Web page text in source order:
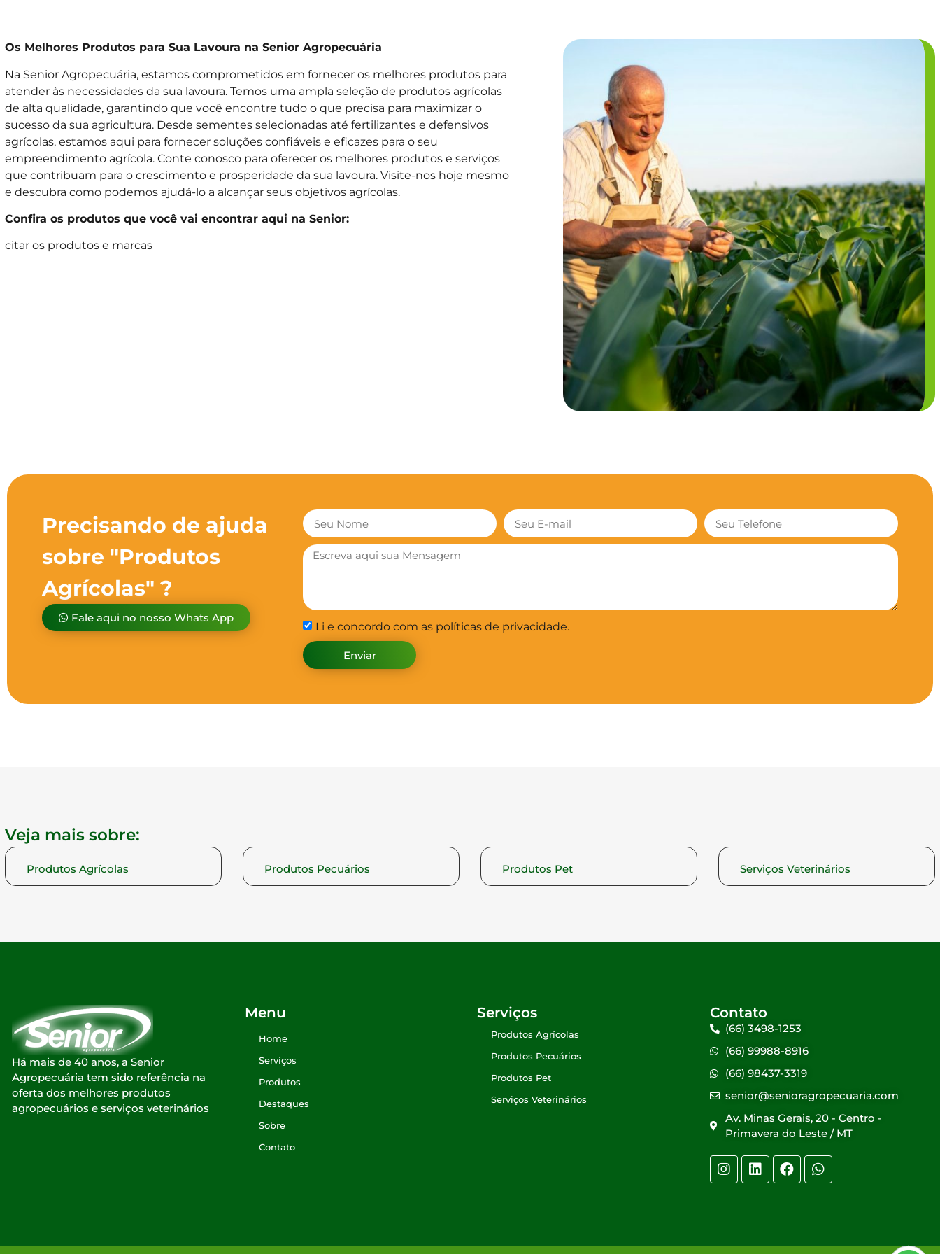
Os Melhores Produtos para Sua Lavoura na Senior Agropecuária
Na Senior Agropecuária, estamos comprometidos em fornecer os melhores produtos para
atender às necessidades da sua lavoura. Temos uma ampla seleção de produtos agrícolas
de alta qualidade, garantindo que você encontre tudo o que precisa para maximizar o
sucesso da sua agricultura. Desde sementes selecionadas até fertilizantes e defensivos
agrícolas, estamos aqui para fornecer soluções confiáveis e eficazes para o seu
empreendimento agrícola. Conte conosco para oferecer os melhores produtos e serviços
que contribuam para o crescimento e prosperidade da sua lavoura. Visite-nos hoje mesmo
e descubra como podemos ajudá-lo a alcançar seus objetivos agrícolas.
Confira os produtos que você vai encontrar aqui na Senior:
citar os produtos e marcas
Precisando de ajuda
sobre "Produtos
Agrícolas" ?
Fale aqui no nosso Whats App
Li e concordo com as políticas de privacidade.
Enviar
Veja mais sobre:
Produtos Agrícolas Produtos Pecuários Produtos Pet Serviços Veterinários
Há mais de 40 anos, a Senior
Agropecuária tem sido referência na
oferta dos melhores produtos
agropecuários e serviços veterinários
Menu
Home
Serviços
Produtos
Destaques
Sobre
Contato
Serviços
Produtos Agrícolas
Produtos Pecuários
Produtos Pet
Serviços Veterinários
Contato
(66) 3498-1253
(66) 99988-8916
(66) 98437-3319
senior@senioragropecuaria.com
Av. Minas Gerais, 20 - Centro -
Primavera do Leste / MT